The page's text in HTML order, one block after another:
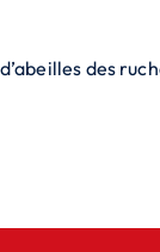
des